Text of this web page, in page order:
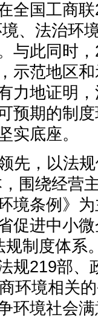
全国工商
、法治环
与此同时
示范地区
力地证明
预期的制
实底座。
先，以法
围绕经营
境条例》
促进中小
规制度体
规219部、
环境相关
环境社会